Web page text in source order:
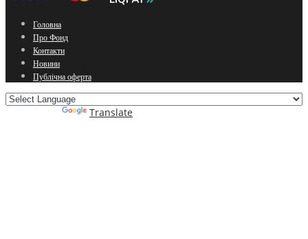
Головна
Про Фонд
Контакти
Новини
Публічна оферта
Translate